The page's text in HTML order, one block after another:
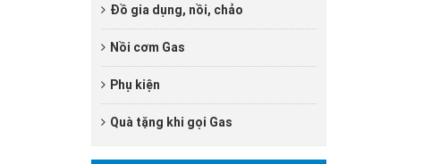
Đồ gia dụng, nồi, chảo
Nồi cơm Gas
Phụ kiện
Quà tặng khi gọi Gas